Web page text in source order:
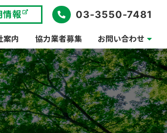
案内 協力業者募集 お問い合わせ
情報 03-3550-7481